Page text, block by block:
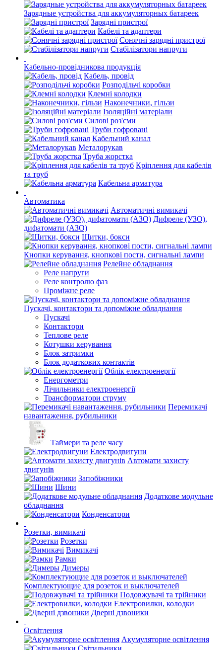
Зарядные устройства для аккумуляторных батареек
Зарядні пристрої
Кабелі та адаптери
Сонячні зарядні пристрої
Стабілізатори напруги
Кабельно-провідникова продукція
Кабель, провід
Розподільчі коробки
Клемні колодки
Наконечники, гільзи
Ізоляційні матеріали
Силові роз'єми
Труби гофровані
Кабельний канал
Металорукав
Труба жорстка
Кріплення для кабелів
та труб
Кабельна арматура
Автоматика
Автоматичні вимикачі
Дифреле (УЗО),
дифатомати (АЗО)
Щитки, бокси
Кнопки керування, кнопкові пости, сигнальні лампи
Релейне обладнання
Реле напруги
Реле контролю фаз
Проміжне реле
Пускачі, контактори та допоміжне обладнання
Пускачі
Контактори
Теплове реле
Котушки керування
Блок затримки
Блок додаткових контактів
Облік електроенергії
Енергометри
Лічильники електроенергії
Трансформатори струму
Перемикачі
навантаження, рубильники
Таймери та реле часу
Електродвигуни
Автомати захисту
двигунів
Запобіжники
Шини
Додаткове модульне
обладнання
Конденсатори
Розетки, вимикачі
Розетки
Вимикачі
Рамки
Димеры
Комплектующие для розеток и выключателей
Подовжувачі та трійники
Електровилки, колодки
Дверні дзвоники
Освітлення
Акумуляторне освітлення
Світильники